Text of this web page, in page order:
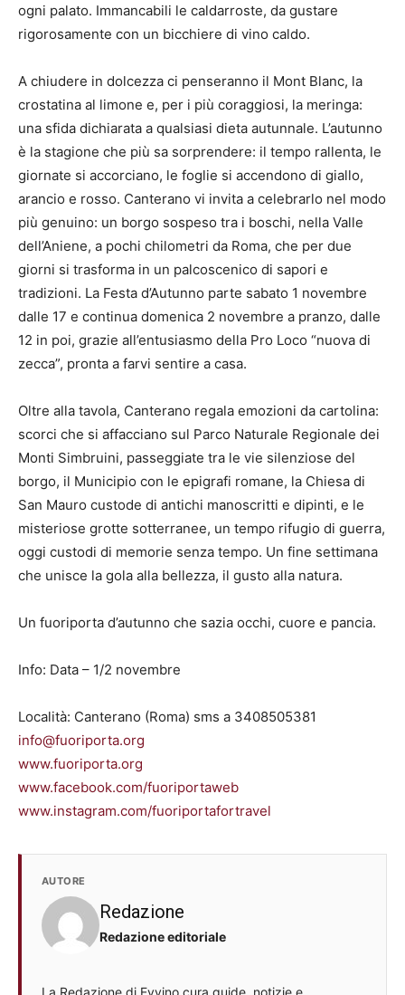
ogni palato. Immancabili le caldarroste, da gustare
rigorosamente con un bicchiere di vino caldo.
A chiudere in dolcezza ci penseranno il Mont Blanc, la
crostatina al limone e, per i più coraggiosi, la meringa:
una sfida dichiarata a qualsiasi dieta autunnale. L’autunno
è la stagione che più sa sorprendere: il tempo rallenta, le
giornate si accorciano, le foglie si accendono di giallo,
arancio e rosso. Canterano vi invita a celebrarlo nel modo
più genuino: un borgo sospeso tra i boschi, nella Valle
dell’Aniene, a pochi chilometri da Roma, che per due
giorni si trasforma in un palcoscenico di sapori e
tradizioni. La Festa d’Autunno parte sabato 1 novembre
dalle 17 e continua domenica 2 novembre a pranzo, dalle
12 in poi, grazie all’entusiasmo della Pro Loco “nuova di
zecca”, pronta a farvi sentire a casa.
Oltre alla tavola, Canterano regala emozioni da cartolina:
scorci che si affacciano sul Parco Naturale Regionale dei
Monti Simbruini, passeggiate tra le vie silenziose del
borgo, il Municipio con le epigrafi romane, la Chiesa di
San Mauro custode di antichi manoscritti e dipinti, e le
misteriose grotte sotterranee, un tempo rifugio di guerra,
oggi custodi di memorie senza tempo. Un fine settimana
che unisce la gola alla bellezza, il gusto alla natura.
Un fuoriporta d’autunno che sazia occhi, cuore e pancia.
Info: Data – 1/2 novembre
Località: Canterano (Roma) sms a 3408505381
info@fuoriporta.org
www.fuoriporta.org
www.facebook.com/fuoriportaweb
www.instagram.com/fuoriportafortravel
AUTORE
Redazione
Redazione editoriale